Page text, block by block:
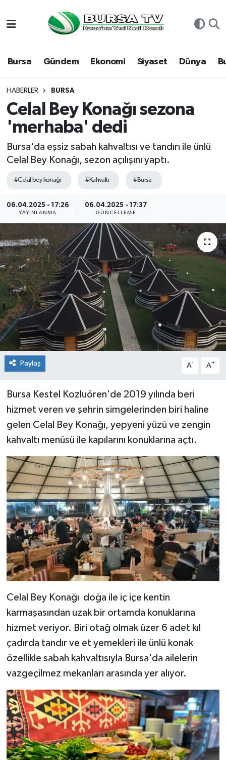
Bursa Gündem Ekonomi Siyaset Dünya
HABERLER BURSA
Celal Bey Konağı sezona
'merhaba' dedi
Bursa'da eşsiz sabah kahvaltısı ve tandırı ile ünlü
Celal Bey Konağı, sezon açılışını yaptı.
#Celal bey konağı #Kahvaltı #Bursa
06.04.2025 - 17:26
YAYINLANMA
06.04.2025 - 17:37
GÜNCELLEME
Paylaş A- A+
Bursa Kestel Kozluören'de 2019 yılında beri
hizmet veren ve şehrin simgelerinden biri haline
gelen Celal Bey Konağı, yepyeni yüzü ve zengin
kahvaltı menüsü ile kapılarını konuklarına açtı.
Celal Bey Konağı doğa ile iç içe kentin
karmaşasından uzak bir ortamda konuklarına
hizmet veriyor. Biri otağ olmak üzer 6 adet kıl
çadırda tandır ve et yemekleri ile ünlü konak
özellikle sabah kahvaltısıyla Bursa'da ailelerin
vazgeçilmez mekanları arasında yer alıyor.
Bursa
Dünya
Eğitim
Ekonomi
Genel
Sağlık
Siyaset
Spor
Teknoloji
Türkiye
Hava Durumu
Namaz Vakitleri
Trafik Durumu
Süper Lig Puan Durumu ve Fikstür
Tüm Manşetler